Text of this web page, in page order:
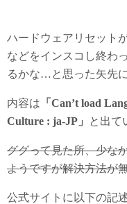
ハードウェアリセット
などをインスコし終わ
るかな…と思った矢先に
内容は 「Can’t load
Culture : ja-JP」
と出て
ググって見た所、少な
ようですが解決方法が
公式サイトに以下の記